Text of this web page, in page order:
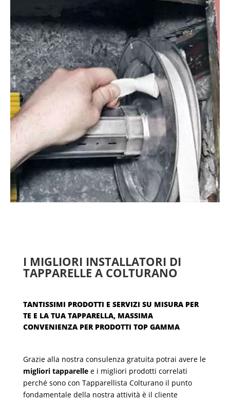
I MIGLIORI INSTALLATORI DI
TAPPARELLE A COLTURANO
TANTISSIMI PRODOTTI E SERVIZI SU MISURA PER
TE E LA TUA TAPPARELLA, MASSIMA
CONVENIENZA PER PRODOTTI TOP GAMMA
Grazie alla nostra consulenza gratuita potrai avere le
migliori tapparellee i migliori prodotti correlati
perché sono con Tapparellista Colturano il punto
fondamentale della nostra attività è il cliente